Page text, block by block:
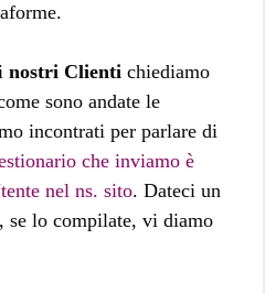
nostri Clienti chiediamo
sono andate le
incontrati per parlare di
che inviamo è
nel ns. sito. Dateci un
se lo compilate, vi diamo